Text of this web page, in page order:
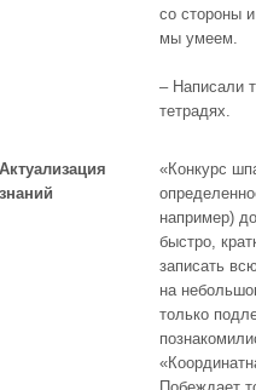
со стороны
мы умеем.
– Написали
тетрадях.
Актуализация
знаний
«Конкурс
например)
быстро,
записать
на
только